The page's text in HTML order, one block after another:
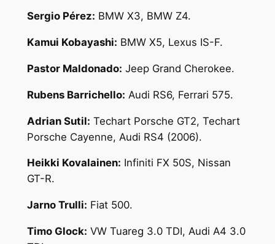
Sergio Pérez: BMW X3, BMW Z4.
Kamui Kobayashi: BMW X5, Lexus IS-F.
Pastor Maldonado: Jeep Grand Cherokee.
Rubens Barrichello: Audi RS6, Ferrari 575.
Adrian Sutil: Techart Porsche GT2, Techart
Porsche Cayenne, Audi RS4 (2006).
Heikki Kovalainen: Infiniti FX 50S, Nissan
GT-R.
Jarno Trulli: Fiat 500.
Timo Glock: VW Tuareg 3.0 TDI, Audi A4 3.0